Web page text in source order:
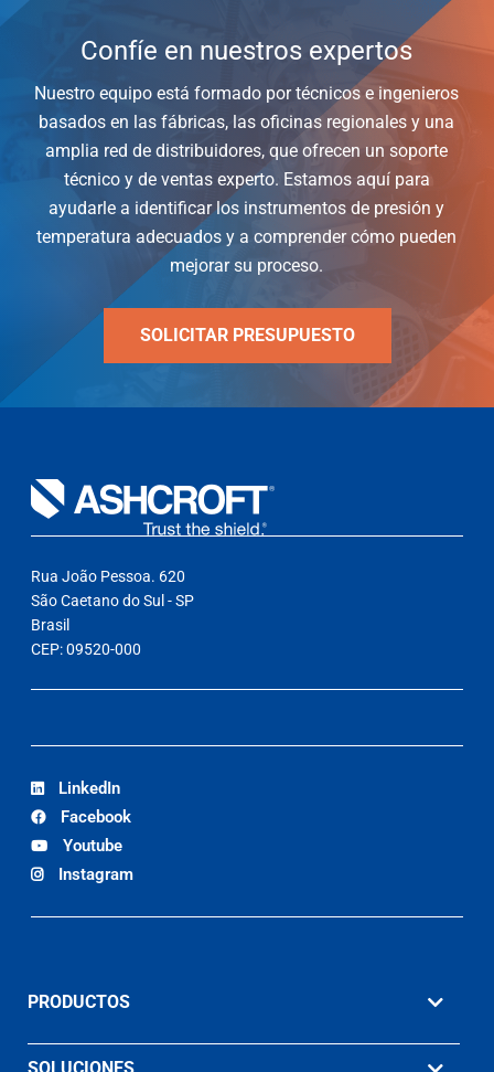
Confíe en nuestros expertos
Nuestro equipo está formado por técnicos e ingenieros
basados en las fábricas, las oficinas regionales y una
amplia red de distribuidores, que ofrecen un soporte
técnico y de ventas experto. Estamos aquí para
ayudarle a identificar los instrumentos de presión y
temperatura adecuados y a comprender cómo pueden
mejorar su proceso.
SOLICITAR PRESUPUESTO
Rua João Pessoa. 620
São Caetano do Sul - SP
Brasil
CEP: 09520-000
LinkedIn
Facebook
Youtube
Instagram
PRODUCTOS